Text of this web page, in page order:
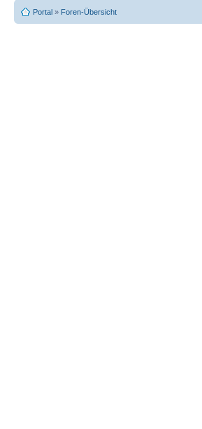
Portal » Foren-Übersicht